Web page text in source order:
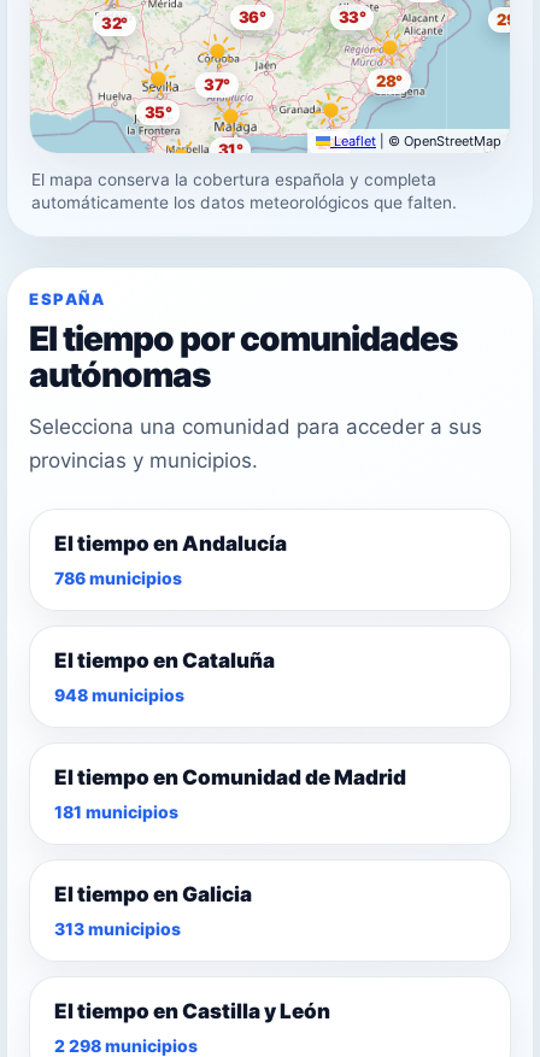
35°
31°
28°
37°
29°
33°
32°
31°
36° 29°
Leaflet © OpenStreetMap
El mapa conserva la cobertura española y completa
automáticamente los datos meteorológicos que falten.
ESPAÑA
El tiempo por comunidades
autónomas
Selecciona una comunidad para acceder a sus
provincias y municipios.
El tiempo en Andalucía
786 municipios
El tiempo en Cataluña
948 municipios
El tiempo en Comunidad de Madrid
181 municipios
El tiempo en Galicia
313 municipios
El tiempo en Castilla y León
2 298 municipios